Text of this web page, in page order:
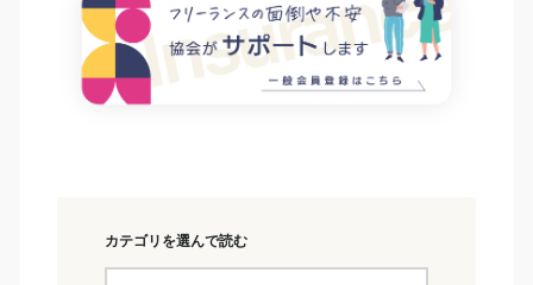
カテゴリを選んで読む